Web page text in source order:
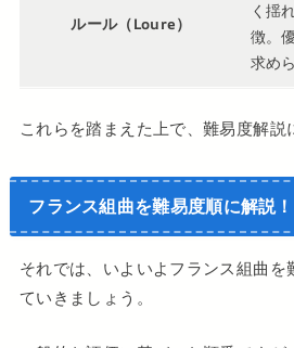
ルール（Loure）
く揺
徴。
求め
これらを踏まえた上で、難易度解説
フランス組曲を難易度順に解説！
それでは、いよいよフランス組曲を
ていきましょう。